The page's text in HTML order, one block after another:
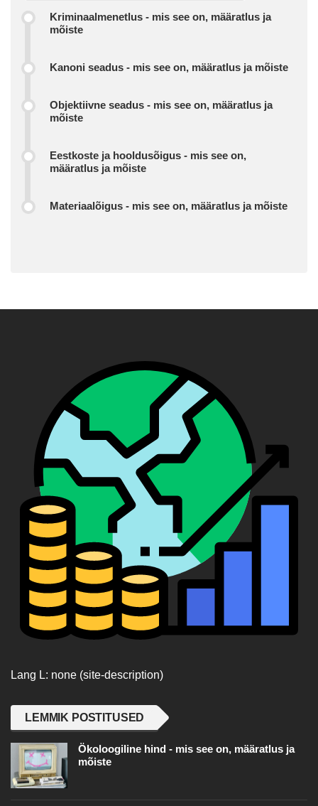
Kriminaalmenetlus - mis see on, määratlus ja
mõiste
Kanoni seadus - mis see on, määratlus ja mõiste
Objektiivne seadus - mis see on, määratlus ja
mõiste
Eestkoste ja hooldusõigus - mis see on,
määratlus ja mõiste
Materiaalõigus - mis see on, määratlus ja mõiste
Lang L: none (site-description)
LEMMIK POSTITUSED
Ökoloogiline hind - mis see on, määratlus ja
mõiste